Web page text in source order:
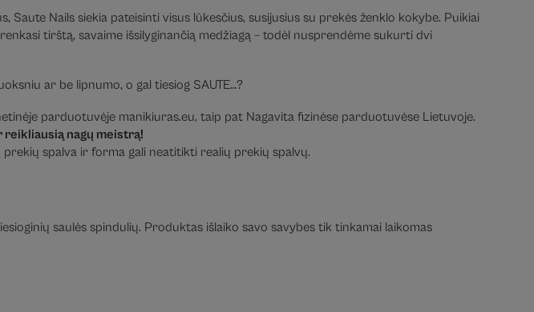
Nails siekia pateisinti visus lūkesčius, susijusius su prekės ženklo kokybe. Puikiai
tirštą, savaime išsilyginančią medžiagą – todėl nusprendėme sukurti dvi
ar be lipnumo, o gal tiesiog SAUTE…?
parduotuvėje manikiuras.eu, taip pat Nagavita fizinėse parduotuvėse Lietuvoje.
reikliausią nagų meistrą!
spalva ir forma gali neatitikti realių prekių spalvų.
saulės spindulių. Produktas išlaiko savo savybes tik tinkamai laikomas